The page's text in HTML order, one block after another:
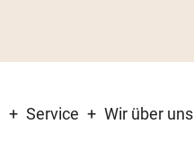
Service Wir über uns